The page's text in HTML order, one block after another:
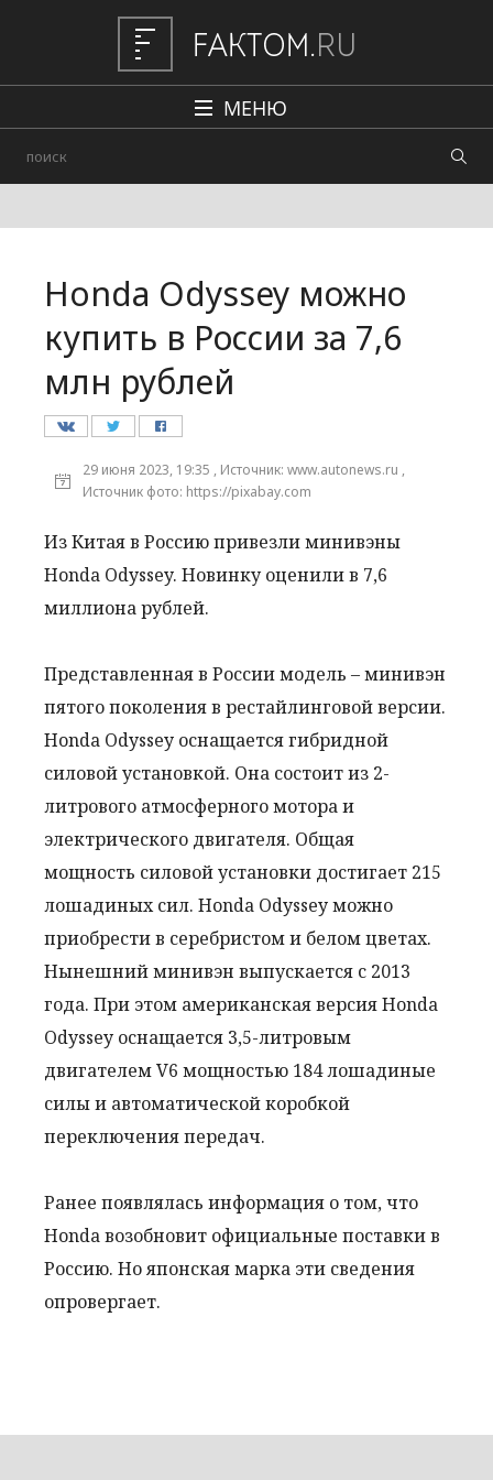
МЕНЮ
Авто
Происшествия
Редакция
Honda Odyssey можно
купить в России за 7,6
млн рублей
29 июня 2023, 19:35 , Источник: www.autonews.ru ,
Источник фото: https://pixabay.com
Из Китая в Россию привезли минивэны
Honda Odyssey. Новинку оценили в 7,6
миллиона рублей.
Представленная в России модель – минивэн
пятого поколения в рестайлинговой версии.
Honda Odyssey оснащается гибридной
силовой установкой. Она состоит из 2-
литрового атмосферного мотора и
электрического двигателя. Общая
мощность силовой установки достигает 215
лошадиных сил. Honda Odyssey можно
приобрести в серебристом и белом цветах.
Нынешний минивэн выпускается с 2013
года. При этом американская версия Honda
Odyssey оснащается 3,5-литровым
двигателем V6 мощностью 184 лошадиные
силы и автоматической коробкой
переключения передач.
Ранее появлялась информация о том, что
Honda возобновит официальные поставки в
Россию. Но японская марка эти сведения
опровергает.